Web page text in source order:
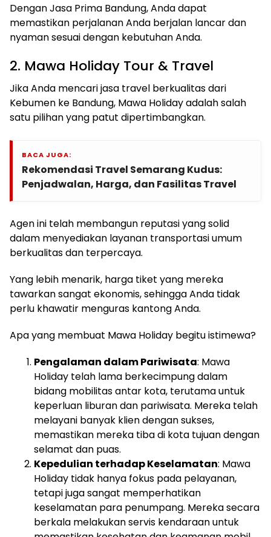
Dengan Jasa Prima Bandung, Anda dapat
memastikan perjalanan Anda berjalan lancar dan
nyaman sesuai dengan kebutuhan Anda.
2. Mawa Holiday Tour & Travel
Jika Anda mencari jasa travel berkualitas dari
Kebumen ke Bandung, Mawa Holiday adalah salah
satu pilihan yang patut dipertimbangkan.
BACA JUGA:
Rekomendasi Travel Semarang Kudus:
Penjadwalan, Harga, dan Fasilitas Travel
Agen ini telah membangun reputasi yang solid
dalam menyediakan layanan transportasi umum
berkualitas dan terpercaya.
Yang lebih menarik, harga tiket yang mereka
tawarkan sangat ekonomis, sehingga Anda tidak
perlu khawatir menguras kantong Anda.
Apa yang membuat Mawa Holiday begitu istimewa?
Pengalaman dalam Pariwisata: Mawa
Holiday telah lama berkecimpung dalam
bidang mobilitas antar kota, terutama untuk
keperluan liburan dan pariwisata. Mereka telah
melayani banyak klien dengan sukses,
memastikan mereka tiba di kota tujuan dengan
selamat dan puas.
Kepedulian terhadap Keselamatan: Mawa
Holiday tidak hanya fokus pada pelayanan,
tetapi juga sangat memperhatikan
keselamatan para penumpang. Mereka secara
berkala melakukan servis kendaraan untuk